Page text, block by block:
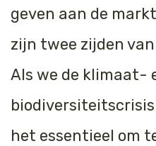
geven aan de
zijn twee zijden
Als we de klimaat-
het essentieel om